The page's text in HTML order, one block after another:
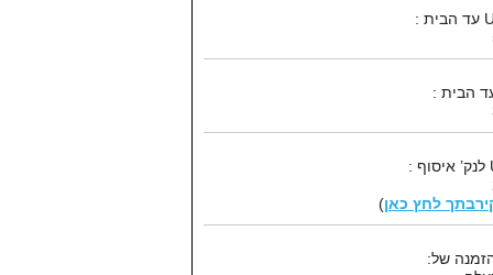
לחץ כאן)
של: